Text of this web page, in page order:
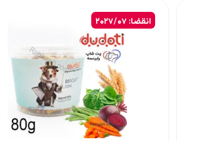
انقضا: 2027/07